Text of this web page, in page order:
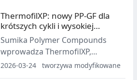
ThermofilXP: nowy PP-GF dla
krótszych cykli i wysokiej
wytrzymałości
Sumika Polymer Compounds
wprowadza ThermofilXP,
polipropylen wzmocniony 30%
2026-03-24 tworzywa modyfikowane